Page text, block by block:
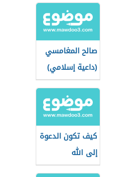
صالح المغامسي
(داعية إسلامي)
كيف تكون الدعوة
إلى الله